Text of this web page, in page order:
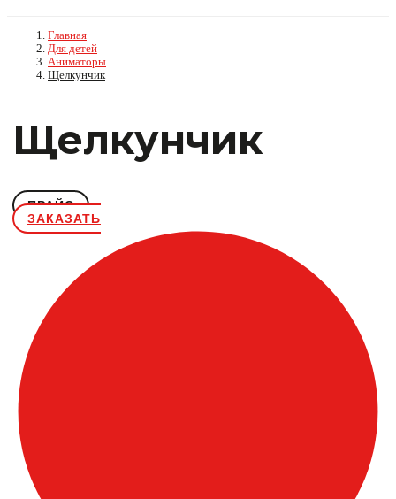
Главная
Для детей
Аниматоры
Щелкунчик
Щелкунчик
ПРАЙС
ЗАКАЗАТЬ